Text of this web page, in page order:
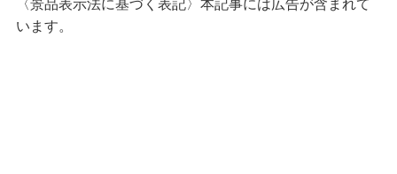
〈景品表示法に基づく表記〉本記事には広告が含まれて
います。